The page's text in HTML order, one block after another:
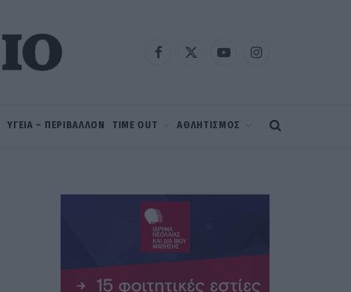
Facebook
X
YouTubeInstagram
ΥΓΕΙΑ – ΠΕΡΙΒΑΛΛΟΝ TIME OUT ΑΘΛΗΤΙΣΜΟΣ